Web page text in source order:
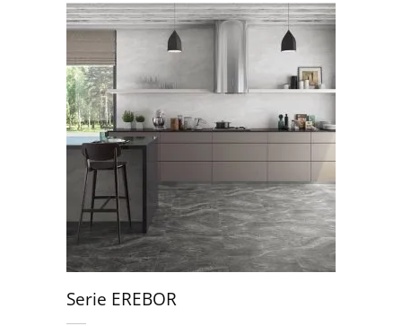
con
2.00
de 5
Serie EREBOR